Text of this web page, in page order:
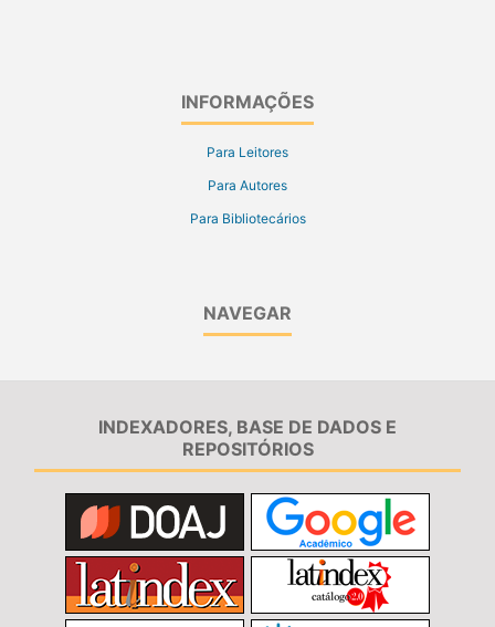
INFORMAÇÕES
Para Leitores
Para Autores
Para Bibliotecários
NAVEGAR
INDEXADORES, BASE DE DADOS E
REPOSITÓRIOS